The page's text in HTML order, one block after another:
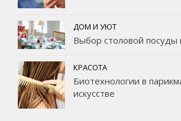
ДОМ И УЮТ
Выбор столовой посуды
КРАСОТА
Биотехнологии в
искусстве